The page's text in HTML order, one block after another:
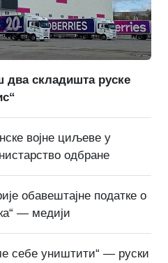
два складишта руске
војне циљеве у
одбране
обавештајне податке о
— медији
себе уништити“ — руски